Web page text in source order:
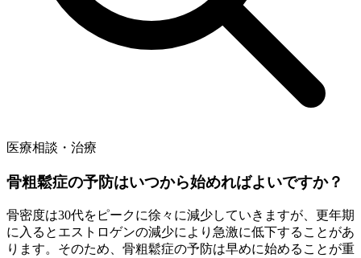
医療相談・治療
骨粗鬆症の予防はいつから始めればよいですか？
骨密度は30代をピークに徐々に減少していきますが、更年期
に入るとエストロゲンの減少により急激に低下することがあ
ります。そのため、骨粗鬆症の予防は早めに始めることが重